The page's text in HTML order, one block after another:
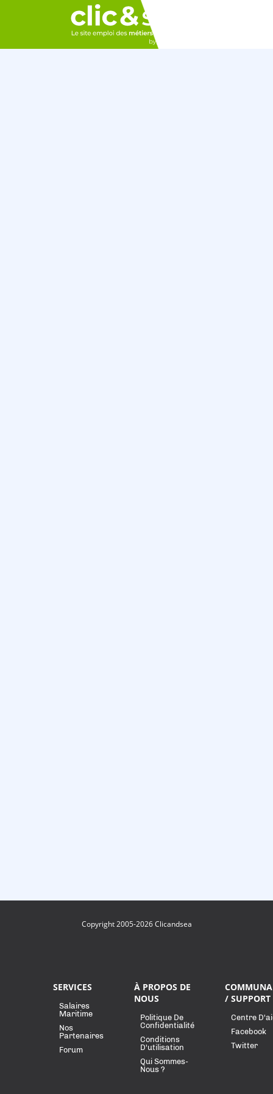
Copyright 2005-2026 Clicandsea
SERVICES
Salaires
Maritime
Nos
Partenaires
Forum
À PROPOS DE
NOUS
Politique De
Confidentialité
Conditions
D'utilisation
Qui Sommes-
Nous ?
/ SUPPORT
Centre
Facebook
Twitter